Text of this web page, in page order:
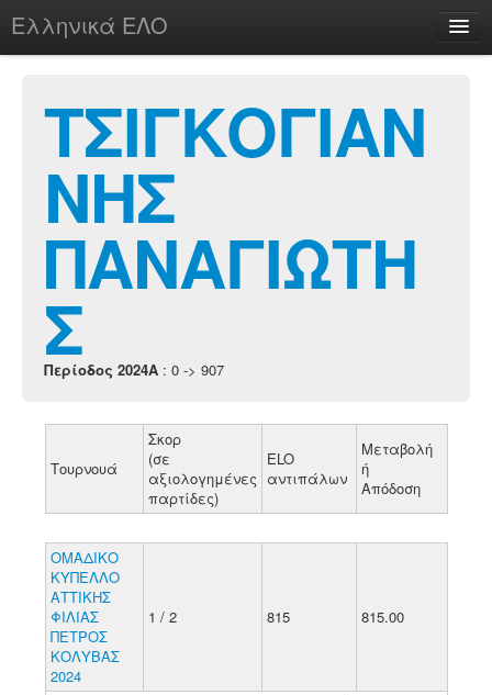
Ελληνικά ΕΛΟ
chesstu.be @ discord
Login
ΤΣΙΓΚΟΓΙΑΝ
ΝΗΣ
ΠΑΝΑΓΙΩΤΗ
Σ
Περίοδος 2024A : 0 -> 907
Τουρνουά
Σκορ
(σε
αξιολογημένες
παρτίδες)
ELO
αντιπάλων
Μεταβολή
ή
Απόδοση
ΟΜΑΔΙΚΟ
ΚΥΠΕΛΛΟ
ΑΤΤΙΚΗΣ
ΦΙΛΙΑΣ
ΠΕΤΡΟΣ
ΚΟΛΥΒΑΣ
2024
1 / 2 815 815.00